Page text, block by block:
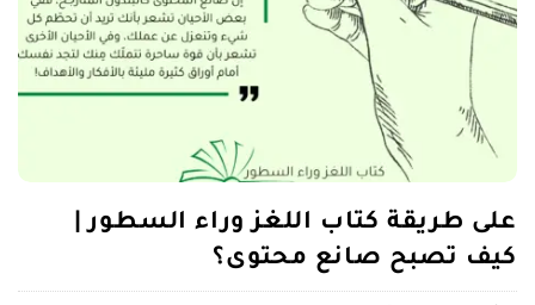
على طريقة كتاب اللغز وراء السطور |
كيف تصبح صانع محتوى؟